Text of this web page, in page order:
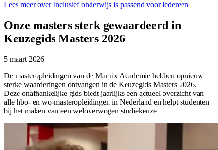
Lees meer over Inclusief onderwijs is passend voor iedereen
Onze masters sterk gewaardeerd in
Keuzegids Masters 2026
5 maart 2026
De masteropleidingen van de Marnix Academie hebben opnieuw
sterke waarderingen ontvangen in de Keuzegids Masters 2026.
Deze onafhankelijke gids biedt jaarlijks een actueel overzicht van
alle hbo- en wo-masteropleidingen in Nederland en helpt studenten
bij het maken van een weloverwogen studiekeuze.